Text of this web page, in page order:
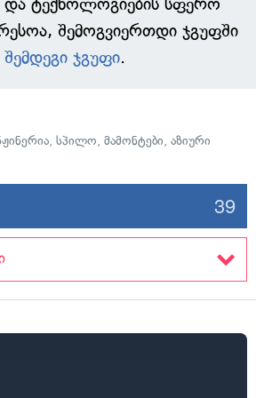
და ტექნოლოგიების სფერო
შემოგვიერთდი ჯგუფში
შემდეგი ჯგუფი.
, სპილო, მამონტები, აზიური
39